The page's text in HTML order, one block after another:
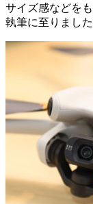
サイズ感などを
執筆に至りまし